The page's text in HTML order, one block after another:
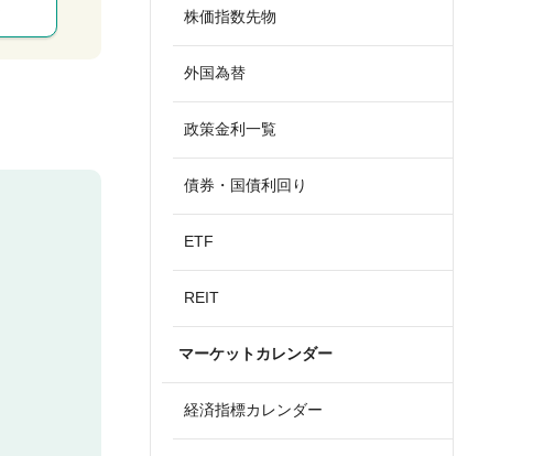
株価指数先物
外国為替
政策金利一覧
債券・国債利回り
ETF
REIT
マーケットカレンダー
経済指標カレンダー